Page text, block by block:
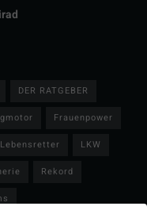
DER RATGEBER
Frauenpower
Lebensretter
LKW
Rekord